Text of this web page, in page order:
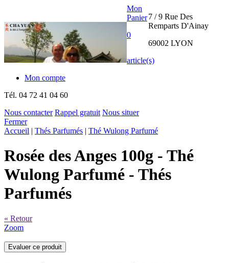
THE CHA
YUAN
INTERNATIONAL
7 / 9 Rue Des
Remparts D'Ainay
69002 LYON
Mon
Panier
0
article(s)
Mon compte
Tél. 04 72 41 04 60
Nous contacter Rappel gratuit Nous situer
Fermer
Accueil | Thés Parfumés | Thé Wulong Parfumé
Rosée des Anges 100g - Thé
Wulong Parfumé - Thés
Parfumés
« Retour
Zoom